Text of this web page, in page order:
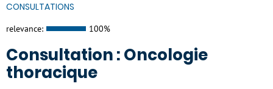
CONSULTATIONS
relevance: 100%
Consultation : Oncologie
thoracique